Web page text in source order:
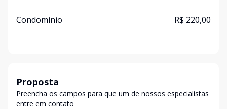
Condomínio R$ 220,00
Proposta
Preencha os campos para que um de nossos especialistas
entre em contato